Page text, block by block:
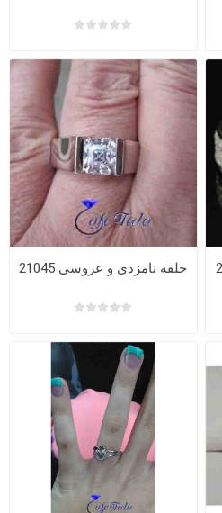
حلقه نامزدی و عروسی 21045